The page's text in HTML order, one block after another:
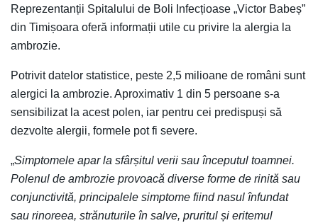
Reprezentanții Spitalului de Boli Infecțioase „Victor Babeș”
din Timișoara oferă informații utile cu privire la alergia la
ambrozie.
Potrivit datelor statistice, peste 2,5 milioane de români sunt
alergici la ambrozie. Aproximativ 1 din 5 persoane s-a
sensibilizat la acest polen, iar pentru cei predispuși să
dezvolte alergii, formele pot fi severe.
„Simptomele apar la sfârșitul verii sau începutul toamnei.
Polenul de ambrozie provoacă diverse forme de rinită sau
conjunctivită, principalele simptome fiind nasul înfundat
sau rinoreea, strănuturile în salve, pruritul și eritemul